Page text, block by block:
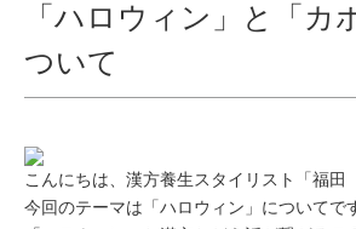
こだわりの製品
でキレイに
SERIES#01 私た
SERIES#02 水へ
添加化粧品につ
いて
エステサロンで
を探す
リフティング認
定とは？
肌改善のプロと
は？
読ん
お悩
ニキ
「ハロウィン」と「カ
ついて
こんにちは、漢方養生スタイリスト「福田
今回のテーマは「ハロウィン」についてで